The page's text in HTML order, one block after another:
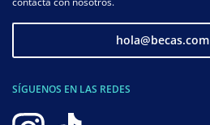
hola@becas.com
SÍGUENOS EN LAS REDES